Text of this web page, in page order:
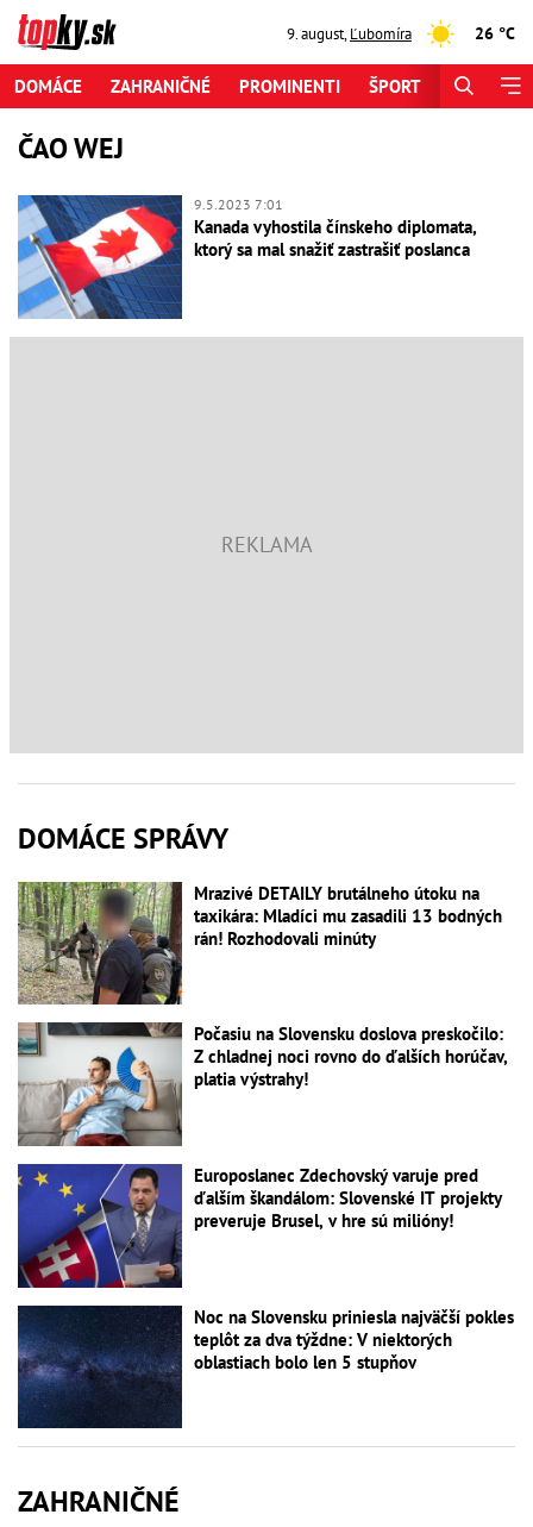
9. august,Ľubomíra 26 °C
DOMÁCE ZAHRANIČNÉ PROMINENTI ŠPORT
ČAO WEJ
9.5.2023 7:01
Kanada vyhostila čínskeho diplomata,
ktorý sa mal snažiť zastrašiť poslanca
DOMÁCE SPRÁVY
Mrazivé DETAILY brutálneho útoku na
taxikára: Mladíci mu zasadili 13 bodných
rán! Rozhodovali minúty
Počasiu na Slovensku doslova preskočilo:
Z chladnej noci rovno do ďalších horúčav,
platia výstrahy!
Europoslanec Zdechovský varuje pred
ďalším škandálom: Slovenské IT projekty
preveruje Brusel, v hre sú milióny!
Noc na Slovensku priniesla najväčší pokles
teplôt za dva týždne: V niektorých
oblastiach bolo len 5 stupňov
ZAHRANIČNÉ